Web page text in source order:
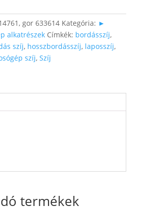
gor 633614 Kategória: ►
alkatrészek Címkék: bordásszíj,
szíj, hosszbordásszíj, laposszíj,
szíj, Szíj
termékek